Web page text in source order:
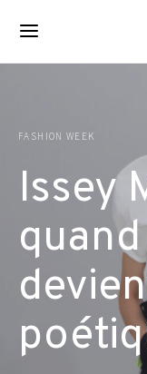
FASHION WEEK
Issey